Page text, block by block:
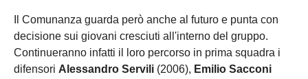
Il Comunanza guarda però anche al futuro e punta con
decisione sui giovani cresciuti all'interno del gruppo.
Continueranno infatti il loro percorso in prima squadra i
difensori Alessandro Servili (2006), Emilio Sacconi